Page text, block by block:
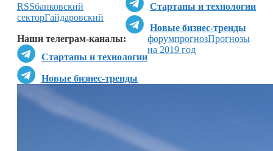
Стартапы и технологии
Новые бизнес-тренды
Наши телеграм-каналы:
Стартапы и технологии
Новые бизнес-тренды
RSSбанковский
секторГайдаровский
форумпрогнозПрогнозы
на 2019 год